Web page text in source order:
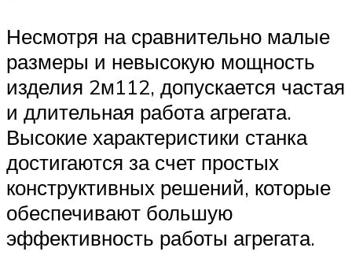
Несмотря на сравнительно малые
размеры и невысокую мощность
изделия 2м112, допускается частая
и длительная работа агрегата.
Высокие характеристики станка
достигаются за счет простых
конструктивных решений, которые
обеспечивают большую
эффективность работы агрегата.